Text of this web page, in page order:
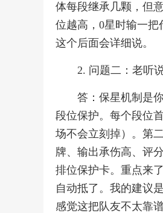
体每段继承几颗，但
位越高，0星时输一把
这个后面会详细说。
2. 问题二：老听
答：保星机制是
段位保护。每个段位
场不会立刻掉）。第
牌、输出承伤高、评
排位保护卡。重点来
自动抵了。我的建议
感觉这把队友不太靠